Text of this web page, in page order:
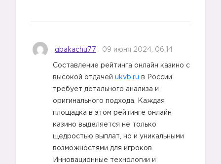
qbakachu77 09 июня 2024, 06:14
Составление рейтинга онлайн казино с
высокой отдачей ukvb.ru
в России
требует детального анализа и
оригинального подхода. Каждая
площадка в этом рейтинге онлайн
казино выделяется не только
щедростью выплат, но и уникальными
возможностями для игроков.
Инновационные технологии и